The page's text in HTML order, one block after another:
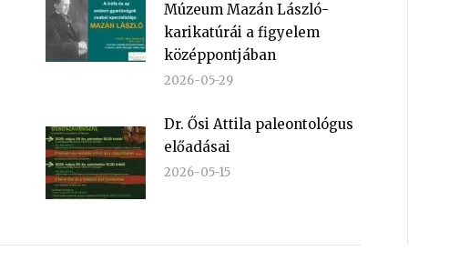
Múzeum Mazán László-
karikatúrái a figyelem
középpontjában
2026-05-29
Dr. Ősi Attila paleontológus
előadásai
2026-05-15